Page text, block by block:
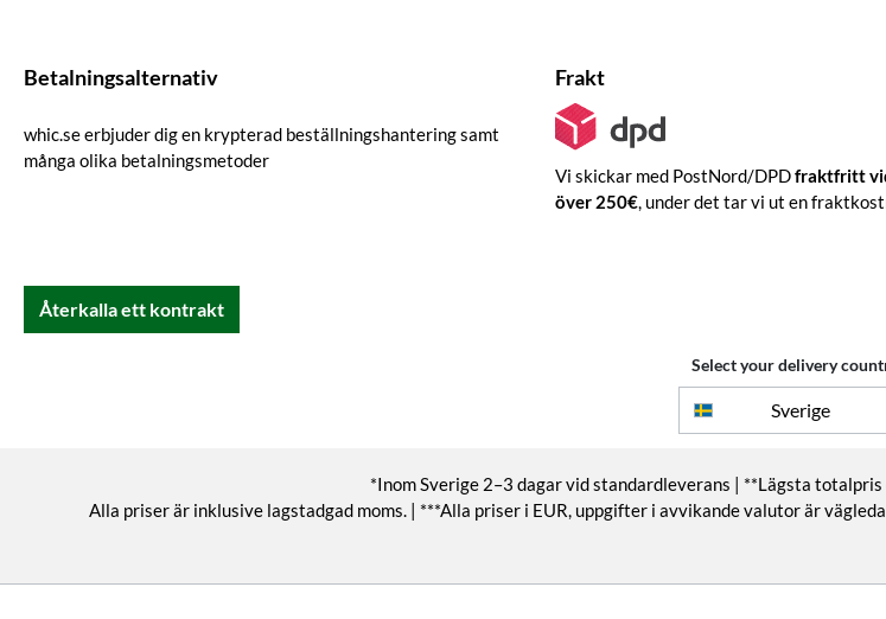
Betalningsalternativ
whic.se erbjuder dig en krypterad beställningshantering samt
många olika betalningsmetoder
Frakt
Vi skickar med PostNord/DPDfraktfritt
över 250€, under det tar vi ut en
Återkalla ett kontrakt
Select your delivery
Sverige
*Inom Sverige 2–3 dagar vid standardleverans | **Lägsta
Alla priser är inklusive lagstadgad moms. | ***Alla priser i EUR, uppgifter i avvikande valutor är